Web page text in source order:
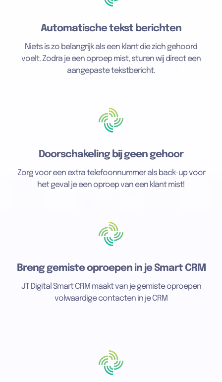
Automatische tekst berichten
Niets is zo belangrijk als een klant die zich gehoord
voelt. Zodra je een oproep mist, sturen wij direct een
aangepaste tekstbericht.
Doorschakeling bij geen gehoor
Zorg voor een extra telefoonnummer als back-up voor
het geval je een oproep van een klant mist!
Breng gemiste oproepen in je Smart CRM
JT Digital Smart CRM maakt van je gemiste oproepen
volwaardige contacten in je CRM